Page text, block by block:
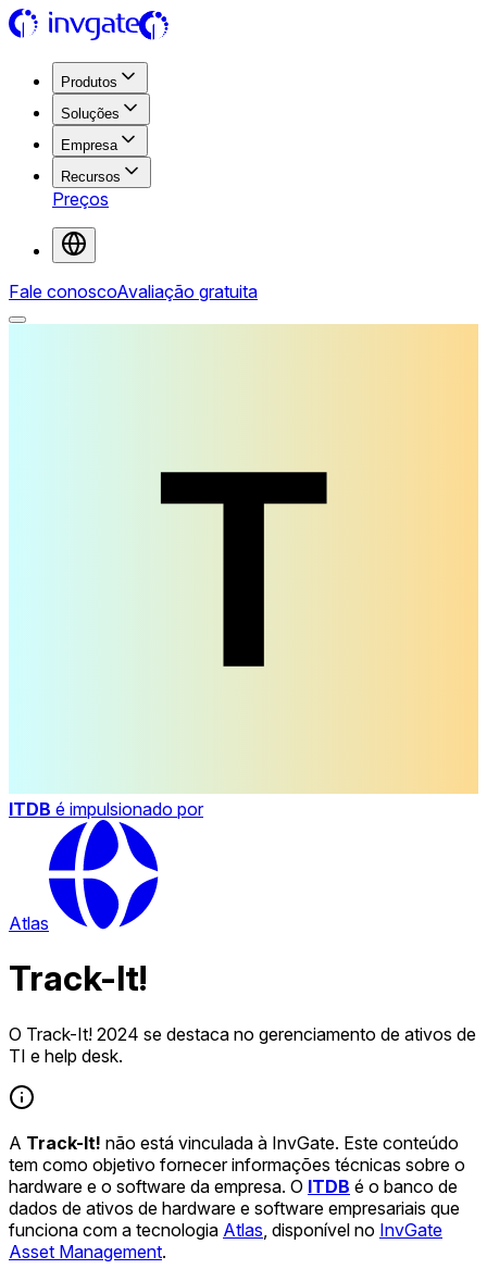
Produtos
Soluções
Empresa
Recursos
Preços
Fale conoscoAvaliação gratuita
ITDB é impulsionado por
Atlas
Track-It!
O Track-It! 2024 se destaca no gerenciamento de ativos de
TI e help desk.
A Track-It! não está vinculada à InvGate. Este conteúdo
tem como objetivo fornecer informações técnicas sobre o
hardware e o software da empresa. O ITDB é o banco de
dados de ativos de hardware e software empresariais que
funciona com a tecnologia Atlas , disponível no InvGate
Asset Management.